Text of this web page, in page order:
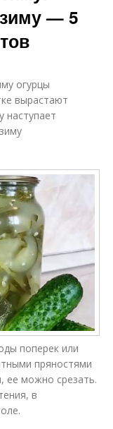
— 5
огурцы
вырастают
наступает
поперек или
пряностями
ее можно срезать.
в